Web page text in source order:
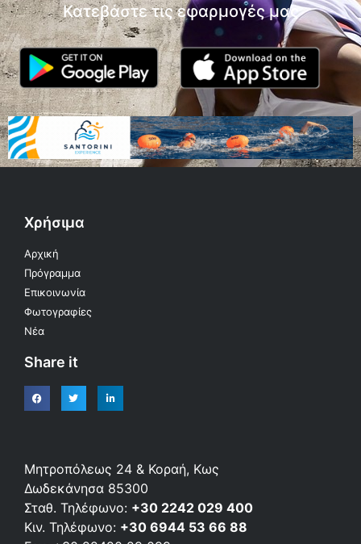
Κατεβάστε τις εφαρμογές μας
Χρήσιμα
Αρχική
Πρόγραμμα
Επικοινωνία
Φωτογραφίες
Νέα
Share it
Μητροπόλεως 24 & Κοραή, Κως
Δωδεκάνησα 85300
Σταθ. Τηλέφωνο: +30 2242 029 400
Κιν. Τηλέφωνο: +30 6944 53 66 88